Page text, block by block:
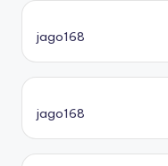
jago168
jago168